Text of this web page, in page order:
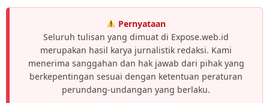
Pernyataan
Seluruh tulisan yang dimuat di Expose.web.id
merupakan hasil karya jurnalistik redaksi. Kami
menerima sanggahan dan hak jawab dari pihak yang
berkepentingan sesuai dengan ketentuan peraturan
perundang-undangan yang berlaku.